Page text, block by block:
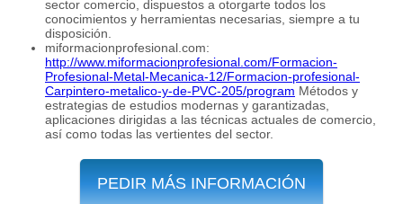
sector comercio, dispuestos a otorgarte todos los
conocimientos y herramientas necesarias, siempre a tu
disposición.
miformacionprofesional.com:
http://www.miformacionprofesional.com/Formacion-
Profesional-Metal-Mecanica-12/Formacion-profesional-
Carpintero-metalico-y-de-PVC-205/program Métodos y
estrategias de estudios modernas y garantizadas,
aplicaciones dirigidas a las técnicas actuales de comercio,
así como todas las vertientes del sector.
PEDIR MÁS INFORMACIÓN